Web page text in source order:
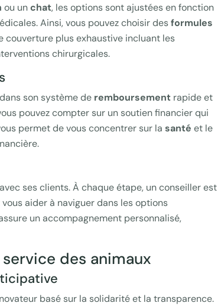
ou unchat, les options sont ajustées en fonction
Ainsi, vous pouvez choisir desformules
couverture plus exhaustive incluant les
chirurgicales.
son système de remboursement rapide et
pouvez compter sur un soutien financier qui
permet de vous concentrer sur lasanté et le
ses clients. À chaque étape, un conseiller est
aider à naviguer dans les options
un accompagnement personnalisé,
des animaux
novateur basé sur la solidarité et la transparence.